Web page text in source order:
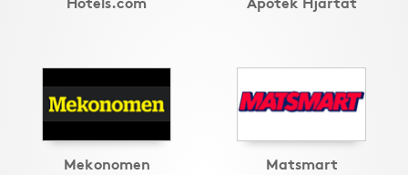
Mekonomen Matsmart